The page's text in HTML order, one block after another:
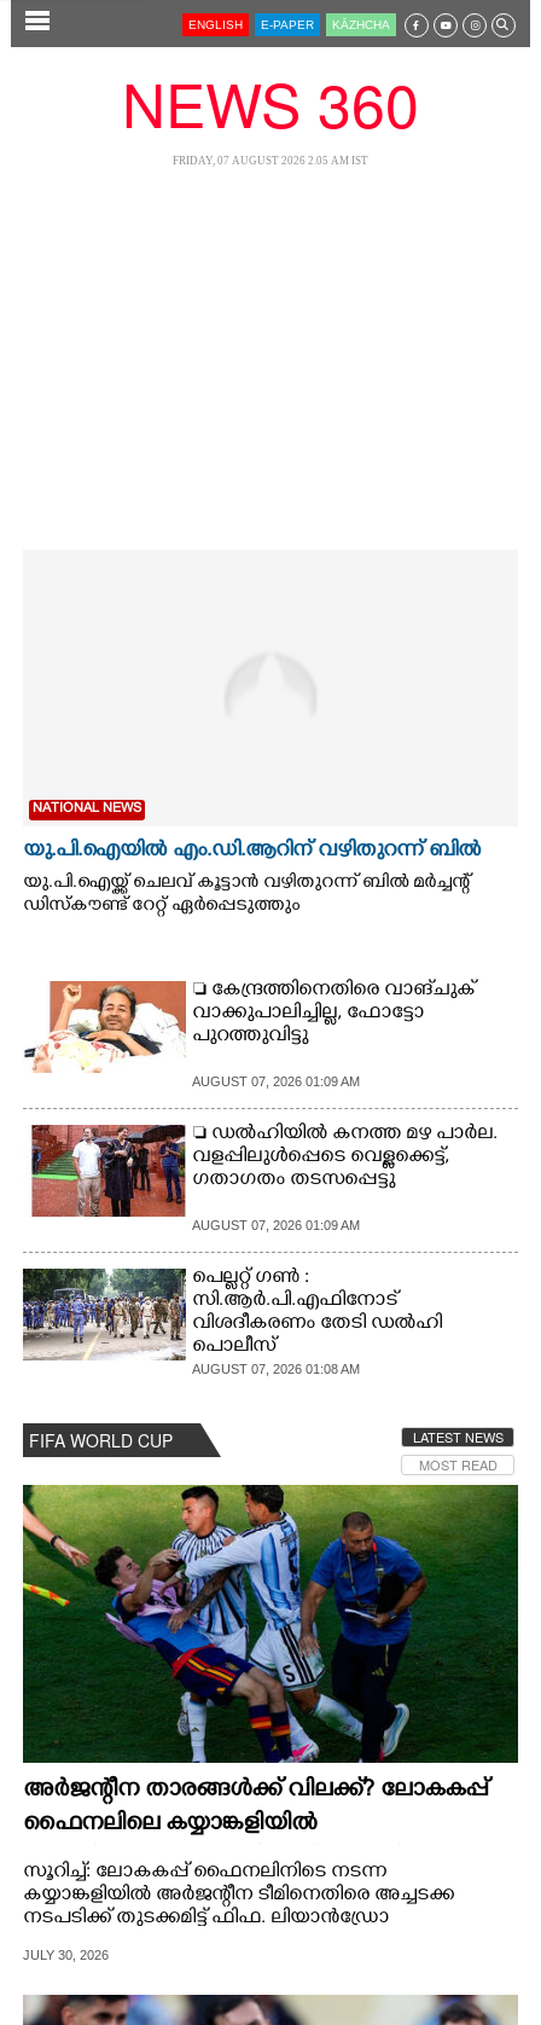
SECTIONS
SPIRITUAL
INFO+
ART
ASTRO
CARTOONS
LITERATURE
CONTACT US
ENGLISH E-PAPER KĀZHCHA
NEWS 360
FRIDAY, 07 AUGUST 2026 2.05 AM IST
NATIONAL NEWS
യു.പി.ഐയിൽ എം.ഡി.ആറിന് വഴിതുറന്ന് ബിൽ
യു.പി.ഐയ്ക്ക് ചെലവ് കൂട്ടാൻ വഴിതുറന്ന് ബിൽ മർച്ചന്റ്
ഡിസ്കൗണ്ട് റേറ്റ് ഏർപ്പെടുത്തും
 കേന്ദ്രത്തിനെതിരെ വാങ്‌ചുക്
വാക്കുപാലിച്ചില്ല, ഫോട്ടോ
പുറത്തുവിട്ടു
AUGUST 07, 2026 01:09 AM
 ഡൽഹിയിൽ കനത്ത മഴ പാർല.
വളപ്പിലുൾപ്പെടെ വെള്ളക്കെട്ട്,
ഗതാഗതം തടസപ്പെട്ടു
AUGUST 07, 2026 01:09 AM
പെല്ലറ്റ് ഗൺ :
സി.ആർ.പി.എഫിനോട്
വിശദീകരണം തേടി ഡൽഹി
പൊലീസ്
AUGUST 07, 2026 01:08 AM
FIFA WORLD CUP
LATEST NEWS
MOST READ
അർജന്റീന താരങ്ങൾക്ക് വിലക്ക്? ലോകകപ്പ്
ഫൈനലിലെ കയ്യാങ്കളിയിൽ
നടപടിയെടുക്കാൻ ഫിഫ; റിപ്പോർട്ടിൽ
ഗുരുതര ആരോപണങ്ങൾ
സൂറിച്ച്: ലോകകപ്പ് ഫൈനലിനിടെ നടന്ന
കയ്യാങ്കളിയിൽ അർജന്റീന ടീമിനെതിരെ അച്ചടക്ക
നടപടിക്ക് തുടക്കമിട്ട് ഫിഫ. ലിയാൻഡ്രോ
റോബർട്ടോ അയാലയ്ക്കുമെതിരെ നടപടി
JULY 30, 2026